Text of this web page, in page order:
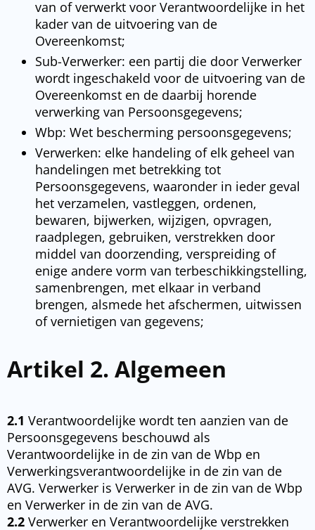
van of verwerkt voor Verantwoordelijke in het
kader van de uitvoering van de
Overeenkomst;
Sub-Verwerker: een partij die door Verwerker
wordt ingeschakeld voor de uitvoering van de
Overeenkomst en de daarbij horende
verwerking van Persoonsgegevens;
Wbp: Wet bescherming persoonsgegevens;
Verwerken: elke handeling of elk geheel van
handelingen met betrekking tot
Persoonsgegevens, waaronder in ieder geval
het verzamelen, vastleggen, ordenen,
bewaren, bijwerken, wijzigen, opvragen,
raadplegen, gebruiken, verstrekken door
middel van doorzending, verspreiding of
enige andere vorm van terbeschikkingstelling,
samenbrengen, met elkaar in verband
brengen, alsmede het afschermen, uitwissen
of vernietigen van gegevens;
Artikel 2. Algemeen
2.1 Verantwoordelijke wordt ten aanzien van de
Persoonsgegevens beschouwd als
Verantwoordelijke in de zin van de Wbp en
Verwerkingsverantwoordelijke in de zin van de
AVG. Verwerker is Verwerker in de zin van de Wbp
en Verwerker in de zin van de AVG.
2.2 Verwerker en Verantwoordelijke verstrekken